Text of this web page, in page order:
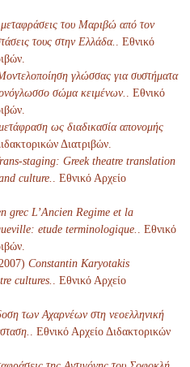
του Μαριβώ από τον
τους στην Ελλάδα.
. Εθνικό
γλώσσας για συστήματα
σώμα κειμένων.
. Εθνικό
ως διαδικασία απονομής
Διατριβών.
staging: Greek theatre translation
culture.
. Εθνικό Αρχείο
grec L’Ancien Regime et la
etude terminologique.
. Εθνικό
Constantin Karyotakis
cultures.
. Εθνικό Αρχείο
των Αχαρνέων στη νεοελληνική
. Εθνικό Αρχείο Διδακτορικών